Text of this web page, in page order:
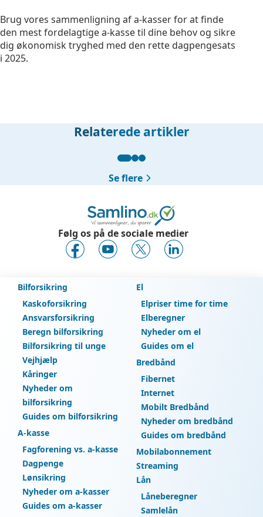
Brug vores sammenligning af a-kasser for at finde
den mest fordelagtige a-kasse til dine behov og sikre
dig økonomisk tryghed med den rette dagpengesats
i 2025.
Relaterede artikler
Se flere
Følg os på de sociale medier
Bilforsikring
Kaskoforsikring
Ansvarsforsikring
Beregn bilforsikring
Bilforsikring til unge
Vejhjælp
Kåringer
Nyheder om
bilforsikring
Guides om bilforsikring
A-kasse
Fagforening vs. a-kasse
Dagpenge
Lønsikring
Nyheder om a-kasser
Guides om a-kasser
El
Elpriser time for time
Elberegner
Nyheder om el
Guides om el
Bredbånd
Fibernet
Internet
Mobilt Bredbånd
Nyheder om bredbånd
Guides om bredbånd
Mobilabonnement
Streaming
Lån
Låneberegner
Samlelån